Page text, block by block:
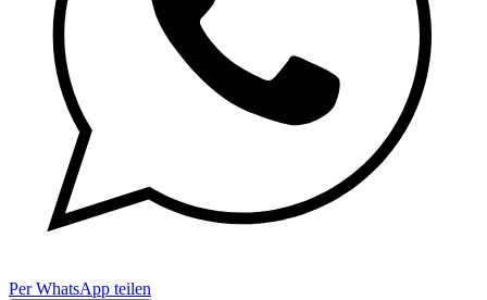
Per WhatsApp teilen